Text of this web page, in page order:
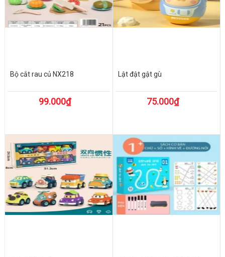
Bộ cắt rau củ NX218
99.000₫
Lật đật gật gù
75.000₫